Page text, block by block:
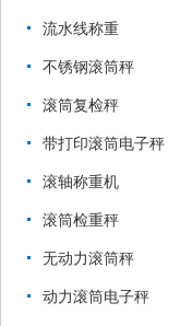
流水线称重
不锈钢滚筒秤
滚筒复检秤
带打印滚筒电子秤
滚轴称重机
滚筒检重秤
无动力滚筒秤
动力滚筒电子秤